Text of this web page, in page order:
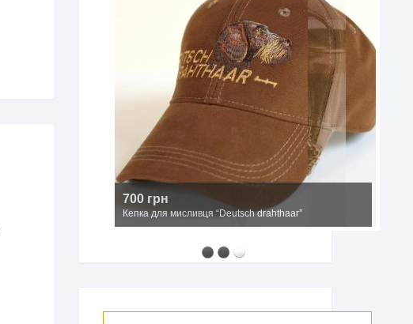
2500 грн
Мисливський капелюх з широкими полями